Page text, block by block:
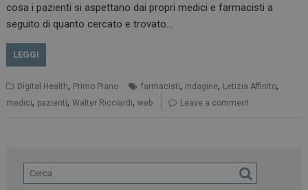
cosa i pazienti si aspettano dai propri medici e farmacisti a
seguito di quanto cercato e trovato…
LEGGI
Digital Health, Primo Piano farmacisti, indagine, Letizia Affinito,
medici, pazienti,Walter Ricciardi,web Leave a comment